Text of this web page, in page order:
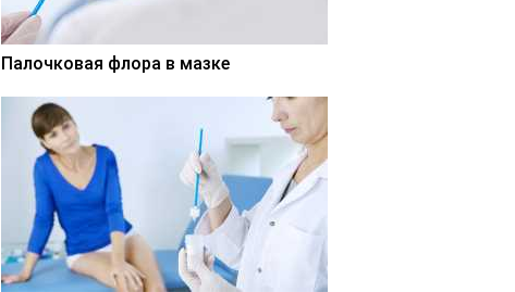
Палочковая флора в мазке